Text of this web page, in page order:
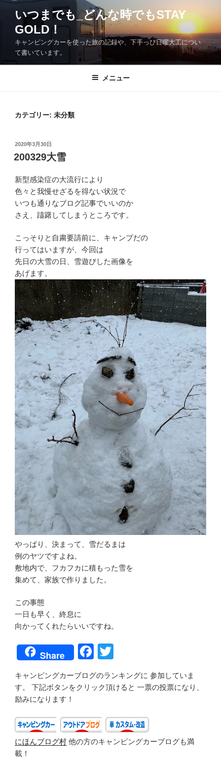
へ
いつまでも_どんな時でもSTAY
GOLD！
キャンピングカーを使った旅の記録や、下手っぴ日曜大工につい
て書いています。
メニュー
カテゴリー: 未分類
投
稿
日:
2020年3月30日
200329大雪
新型感染症の大流行により
色々と我慢せざるを得ない状況で
いつも通りなブログ記事でいいのか
さえ、躊躇してしまうところです。
こっそりと自粛要請前に、キャンプだの
行ってはいますが、今回は
先日の大雪の日、雪遊びした画像を
あげます。
やっぱり、決まって、雪だるまは
例のヤツですよね。
敷地内で、フカフカに積もった雪を
集めて、家族で作りました。
この事態
一日も早く、終息に
向かってくれたらいいですね。
Share
F
c
b
o
o
tt
キャンピングカーブログのランキングに 参加していま
す。 下記ボタンをクリック頂けると 一票の投票になり、
励みになります！
にほんブログ村 他の方のキャンピングカーブログも満
載！